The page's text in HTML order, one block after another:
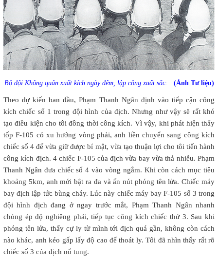
Bộ đội Không quân xuất kích ngày đêm, lập công xuất sắc: (Ảnh Tư liệu)
Theo dự kiến ban đầu, Phạm Thanh Ngân định vào tiếp cận công
kích chiếc số 1 trong đội hình của địch. Nhưng như vậy sẽ rất khó
tạo điều kiện cho tôi đồng thời công kích. Vì vậy, khi phát hiện thấy
tốp F-105 có xu hướng vòng phải, anh liền chuyển sang công kích
chiếc số 4 để vừa giữ được bí mật, vừa tạo thuận lợi cho tôi tiến hành
công kích địch. 4 chiếc F-105 của địch vừa bay vừa thả nhiễu. Phạm
Thanh Ngân đưa chiếc số 4 vào vòng ngắm. Khi còn cách mục tiêu
khoảng 5km, anh mới bật ra đa và ấn nút phóng tên lửa. Chiếc máy
bay địch lập tức bùng cháy. Lúc này chiếc máy bay F-105 số 3 trong
đội hình địch đang ở ngay trước mắt, Phạm Thanh Ngân nhanh
chóng ép độ nghiêng phải, tiếp tục công kích chiếc thứ 3. Sau khi
phóng tên lửa, thấy cự ly từ mình tới địch quá gần, không còn cách
nào khác, anh kéo gấp lấy độ cao để thoát ly. Tôi đã nhìn thấy rất rõ
chiếc số 3 của địch nổ tung.